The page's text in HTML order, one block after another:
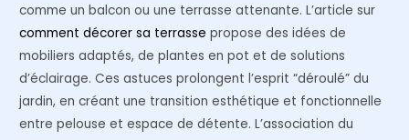
comme un balcon ou une terrasse attenante. L’article sur
comment décorer sa terrasse propose des idées de
mobiliers adaptés, de plantes en pot et de solutions
d’éclairage. Ces astuces prolongent l’esprit “déroulé” du
jardin, en créant une transition esthétique et fonctionnelle
entre pelouse et espace de détente. L’association du